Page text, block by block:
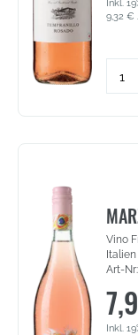
Inkl.
9,32 €
for
La
VdT
(5145)
Vino
Art-
Inkl.